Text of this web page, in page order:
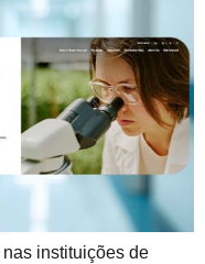
instituições de